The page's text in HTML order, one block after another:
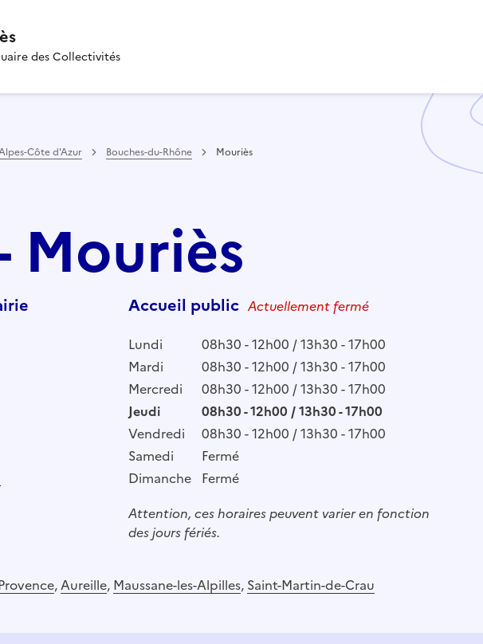
des Collectivités
Côte d'Azur Bouches-du-Rhône Mouriès
Mouriès
Accueil public Actuellement fermé
Lundi
08h30 - 12h00 / 13h30 - 17h00
Mardi
08h30 - 12h00 / 13h30 - 17h00
Mercredi
08h30 - 12h00 / 13h30 - 17h00
Jeudi
08h30 - 12h00 / 13h30 - 17h00
Vendredi
08h30 - 12h00 / 13h30 - 17h00
Samedi
Fermé
Dimanche Fermé
Attention, ces horaires peuvent varier en fonction
des jours fériés.
,Aureille, Maussane-les-Alpilles, Saint-Martin-de-Crau